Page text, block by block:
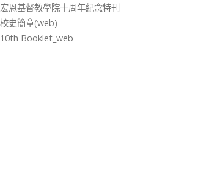
宏恩基督教學院十周年紀念特刊
校史簡章(web)
10th Booklet_web